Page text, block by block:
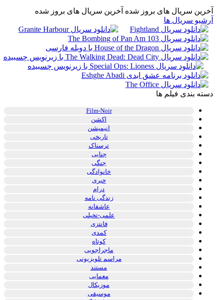
آخرین سریال های بروز شده آخرین سریال های بروز شده
آرشیو سریال ها
دسته بندی فیلم ها
Film-Noir
اکشن
انیمیشن
تاریخی
ترسناک
جنایی
جنگی
خانوادگی
خبری
درام
زندگی نامه
عاشقانه
علمی-تخیلی
فانتزی
کمدی
کوتاه
ماجراجویی
مراسم تلویزیونی
مستند
معمایی
موزیکال
موسیقی